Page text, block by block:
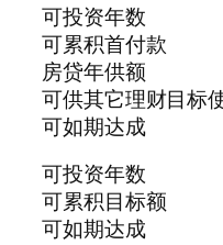
可投资年数
可累积首付款
房贷年供额
可供其它理财目标
可如期达成
可投资年数
可累积目标额
可如期达成